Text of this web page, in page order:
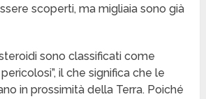
scoperti, ma migliaia sono già
sono classificati come
il che significa che le
in prossimità della Terra. Poiché